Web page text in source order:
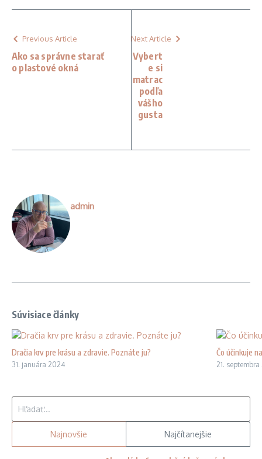
Previous Article
Ako sa správne starať
o plastové okná
Next Article
Vybert
e si
matrac
podľa
vášho
gusta
admin
Súvisiace články
Dračia krv pre krásu a zdravie. Poznáte ju?
31. januára 2024
Čo účinkuje
21.
Najnovšie Najčítanejšie